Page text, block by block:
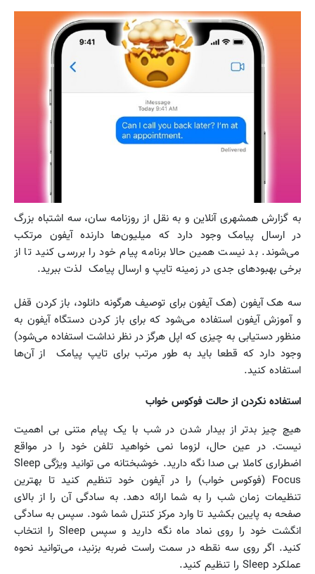
به گزارش همشهری آنلاین و به نقل از روزنامه سان، سه اشتباه بزرگ
در ارسال پیامک وجود دارد که میلیون‌ها دارنده آیفون مرتکب
می‌شوند. بد نیست همین حالا برنامه پیام خود را بررسی کنید تا از
برخی بهبودهای جدی در زمینه تایپ و ارسال پیامک لذت ببرید.
سه هک آیفون (هک آیفون برای توصیف هرگونه دانلود، باز کردن قفل
و آموزش آیفون استفاده می‌شود که برای باز کردن دستگاه آیفون به
منظور دستیابی به چیزی که اپل هرگز در نظر نداشت استفاده می‌شود)
وجود دارد که قطعا باید به طور مرتب برای تایپ پیامک از آن‌ها
استفاده کنید.
استفاده نکردن از حالت فوکوس خواب
هیچ چیز بدتر از بیدار شدن در شب با یک پیام متنی بی اهمیت
نیست. در عین حال، لزوما نمی خواهید تلفن خود را در مواقع
اضطراری کاملا بی صدا نگه دارید. خوشبختانه می توانید ویژگی Sleep
Focus (فوکوس خواب) را در آیفون خود تنظیم کنید تا بهترین
تنظیمات زمان شب را به شما ارائه دهد. به سادگی آن را از بالای
صفحه به پایین بکشید تا وارد مرکز کنترل شما شود. سپس به سادگی
انگشت خود را روی نماد ماه نگه دارید و سپس Sleep را انتخاب
کنید. اگر روی سه نقطه در سمت راست ضربه بزنید، می‌توانید نحوه
عملکرد Sleep را تنظیم کنید.